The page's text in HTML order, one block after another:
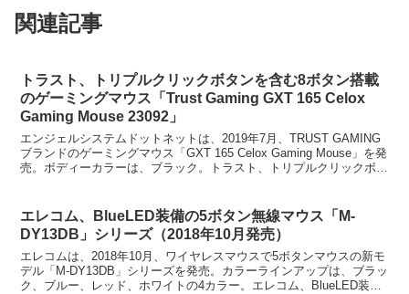
関連記事
トラスト、トリプルクリックボタンを含む8ボタン搭載
のゲーミングマウス「Trust Gaming GXT 165 Celox
Gaming Mouse 23092」
エンジェルシステムドットネットは、2019年7月、TRUST GAMING
ブランドのゲーミングマウス「GXT 165 Celox Gaming Mouse」を発
売。ボディーカラーは、ブラック。トラスト、トリプルクリックボタ
エレコム、BlueLED装備の5ボタン無線マウス「M-
DY13DB」シリーズ（2018年10月発売）
エレコムは、2018年10月、ワイヤレスマウスで5ボタンマウスの新モ
デル「M-DY13DB」シリーズを発売。カラーラインアップは、ブラッ
ク、ブルー、レッド、ホワイトの4カラー。エレコム、BlueLED装備